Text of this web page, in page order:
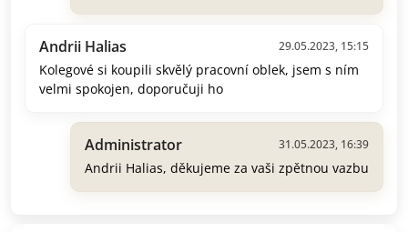
Andrii Halias 29.05.2023, 15:15
Kolegové si koupili skvělý pracovní oblek, jsem s ním
velmi spokojen, doporučuji ho
Administrator 31.05.2023, 16:39
Andrii Halias, děkujeme za vaši zpětnou vazbu